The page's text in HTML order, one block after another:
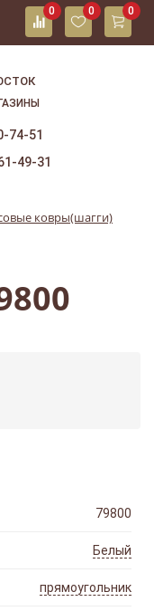
0 0 0
74-51
49-31
ковры(шагги)
79800
Белый
прямоугольник